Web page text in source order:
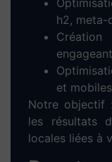
optimale,
personnalisé à
Notre
site web
1. Prise
ou
besoins